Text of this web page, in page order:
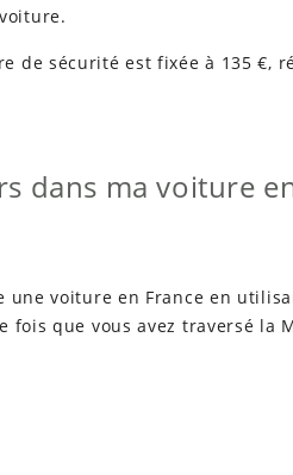
de sécurité est fixée à 135 €,
dans ma voiture
voiture en France en
que vous avez traversé la